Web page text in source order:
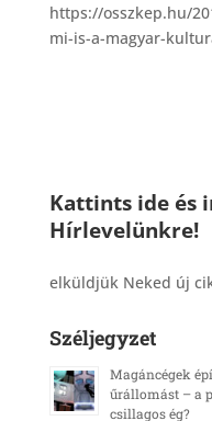
https://osszkep.hu/
mi-is-a-magyar-
Kattints ide és
Hírlevelünkre!
elküldjük Neked új
Széljegyzet
Magáncégek
űrállomást – a
csillagos ég?